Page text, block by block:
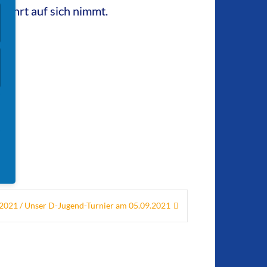
auf sich nimmt.
/ Unser D-Jugend-Turnier am 05.09.2021